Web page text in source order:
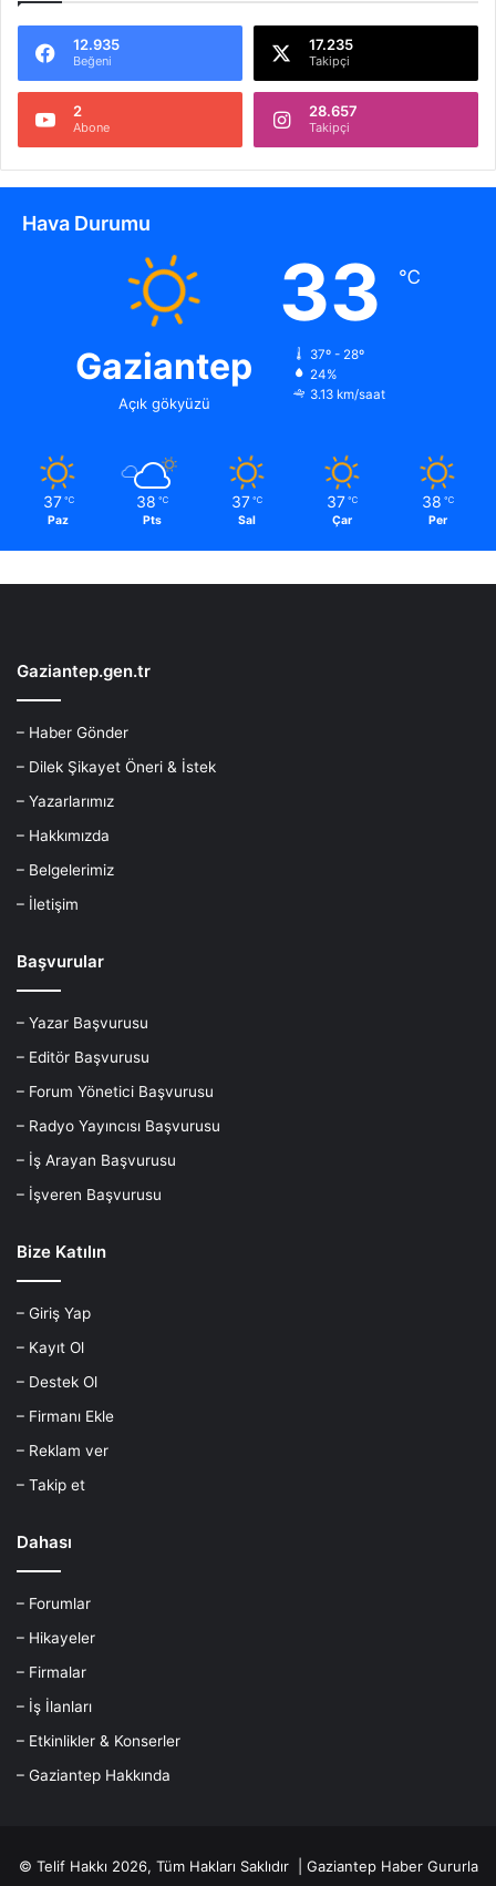
12.935
Beğeni
17.235
Takipçi
2
Abone
28.657
Takipçi
Hava Durumu
Gaziantep
Açık gökyüzü
33 ℃
37º - 28º
24%
3.13 km/saat
37 ℃
Paz
38 ℃
Pts
37 ℃
Sal
37 ℃
Çar
38 ℃
Per
Gaziantep.gen.tr
– Haber Gönder
– Dilek Şikayet Öneri & İstek
– Yazarlarımız
– Hakkımızda
– Belgelerimiz
– İletişim
Başvurular
– Yazar Başvurusu
– Editör Başvurusu
– Forum Yönetici Başvurusu
– Radyo Yayıncısı Başvurusu
– İş Arayan Başvurusu
– İşveren Başvurusu
Bize Katılın
– Giriş Yap
– Kayıt Ol
– Destek Ol
– Firmanı Ekle
– Reklam ver
– Takip et
Dahası
– Forumlar
– Hikayeler
– Firmalar
– İş İlanları
– Etkinlikler & Konserler
– Gaziantep Hakkında
© Telif Hakkı 2026, Tüm Hakları Saklıdır | Gaziantep HaberGururla